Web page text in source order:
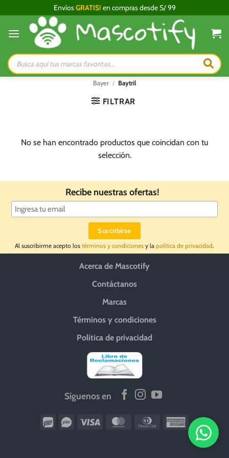
al
contenido
EnvíosGRATIS! en compras desde S/ 99
Búsqueda
de
productos
Bayer / Baytril
FILTRAR
No se han encontrado productos que coincidan con tu
selección.
Recibe nuestras ofertas!
Al suscribirme acepto los términos y condiciones y la política de privacidad.
Acerca de Mascotify
Contáctanos
Marcas
Términos y condiciones
Política de privacidad
Síguenos en
Wirecard
Vipps Visa MasterCardDinners
American
Express